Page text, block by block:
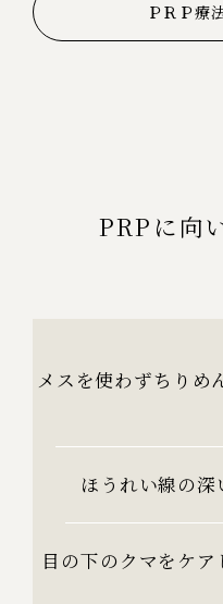
ＰＲＰ療
PRPに向
メスを使わずちりめ
ほうれい線の
目の下のクマをケ